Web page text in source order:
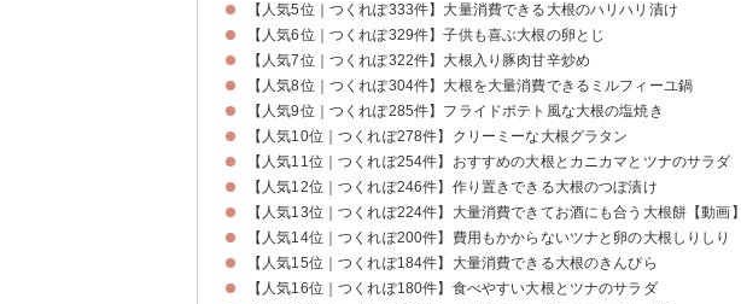
【人気5位｜つくれぽ333件】大量消費できる大根のハリハリ漬け
【人気6位｜つくれぽ329件】子供も喜ぶ大根の卵とじ
【人気7位｜つくれぽ322件】大根入り豚肉甘辛炒め
【人気8位｜つくれぽ304件】大根を大量消費できるミルフィーユ鍋
【人気9位｜つくれぽ285件】フライドポテト風な大根の塩焼き
【人気10位｜つくれぽ278件】クリーミーな大根グラタン
【人気11位｜つくれぽ254件】おすすめの大根とカニカマとツナのサラダ
【人気12位｜つくれぽ246件】作り置きできる大根のつぼ漬け
【人気13位｜つくれぽ224件】大量消費できてお酒にも合う大根餅【動画】
【人気14位｜つくれぽ200件】費用もかからないツナと卵の大根しりしり
【人気15位｜つくれぽ184件】大量消費できる大根のきんぴら
【人気16位｜つくれぽ180件】食べやすい大根とツナのサラダ